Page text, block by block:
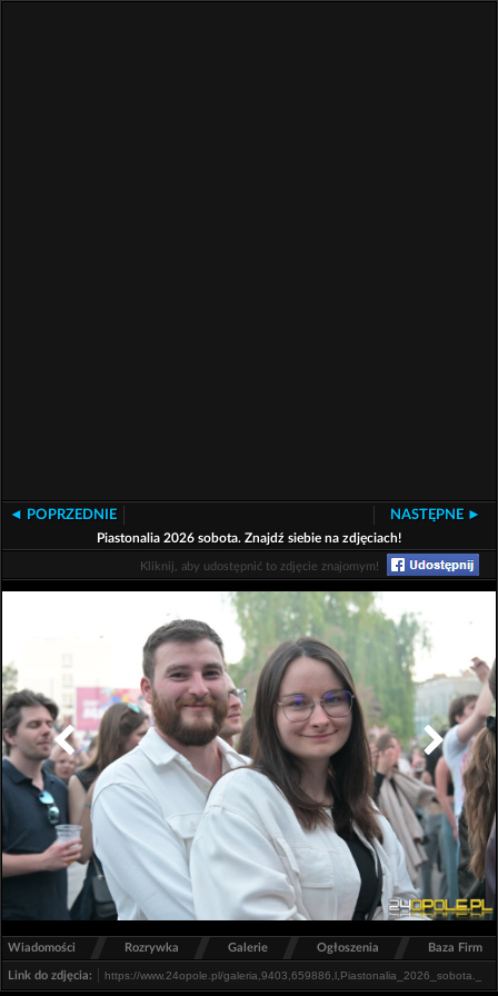
◄ POPRZEDNIE NASTĘPNE ►
Piastonalia 2026 sobota. Znajdź siebie na zdjęciach!
Kliknij, aby udostępnić to zdjęcie znajomym!
Wiadomości / Rozrywka / Galerie / Ogłoszenia / Baza Firm
Link do zdjęcia: